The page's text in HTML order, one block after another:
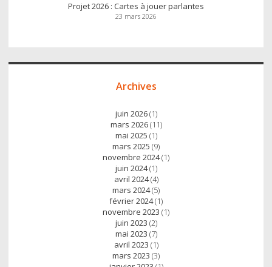
Projet 2026 : Cartes à jouer parlantes
23 mars 2026
Archives
juin 2026(1)
mars 2026(11)
mai 2025 (1)
mars 2025 (9)
novembre 2024(1)
juin 2024(1)
avril 2024(4)
mars 2024(5)
février 2024(1)
novembre 2023 (1)
juin 2023 (2)
mai 2023 (7)
avril 2023 (1)
mars 2023 (3)